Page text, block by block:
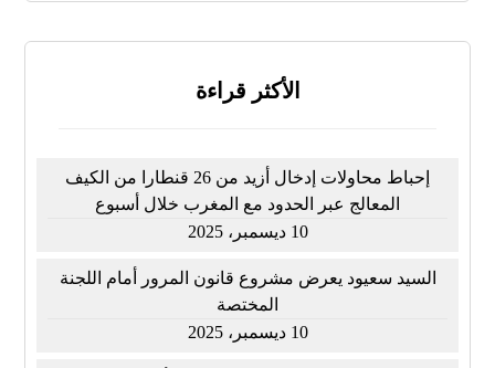
الأكثر قراءة
إحباط محاولات إدخال أزيد من 26 قنطارا من الكيف
المعالج عبر الحدود مع المغرب خلال أسبوع
10 ديسمبر، 2025
السيد سعيود يعرض مشروع قانون المرور أمام اللجنة
المختصة
10 ديسمبر، 2025